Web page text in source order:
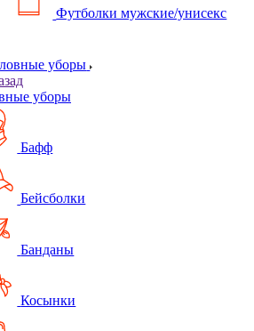
Футболки мужские/унисекс
уборы
уборы
Бафф
Бейсболки
Банданы
Косынки